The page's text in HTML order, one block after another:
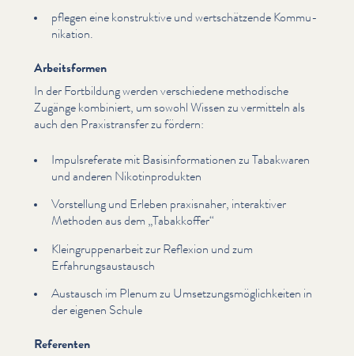
pflegen eine kon­struk­tive und wertschätzende Kom­mu­
nika­tion.
Arbeitsformen
In der Fortbildung werden ver­schiedene methodische
Zugänge kombiniert, um sowohl Wissen zu vermitteln als
auch den Prax­is­trans­fer zu fördern:
Impul­srefer­ate mit Basis­in­for­ma­tio­nen zu Tabakwaren
und anderen Nikot­in­pro­duk­ten
Vorstellung und Erleben praxisnaher, inter­ak­tiv­er
Methoden aus dem „Tabakkoffer“
Kle­in­grup­pe­nar­beit zur Reflexion und zum
Erfahrungsaus­tausch
Austausch im Plenum zu Umset­zungsmöglichkeit­en in
der eigenen Schule
Referenten